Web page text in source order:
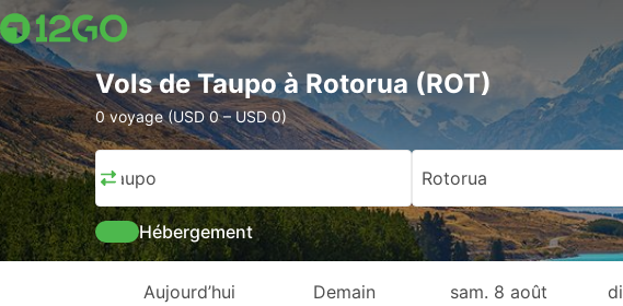
Vols de Taupo à Rotorua (ROT)
0 voyage (USD 0 – USD 0)
Taupo Rotorua
Hébergement
Aujourd’hui Demain sam. 8 août